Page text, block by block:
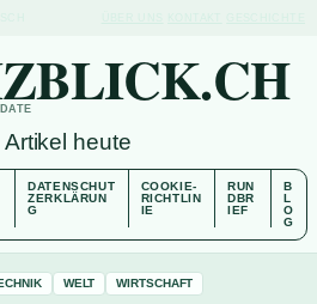
Artikel heute
DATENSCHUT
ZERKLÄRUN
G
COOKIE-
RICHTLIN
IE
RUN
DBR
IEF
B
L
O
G
WELT WIRTSCHAFT